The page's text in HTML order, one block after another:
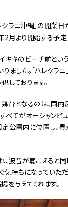
クラニ沖縄」の開業
2月より開始する予定
キキのビーチ前と
ました。「ハレクラ
しております。
舞台となるのは、
てがオーシャンビ
公園内に位置し、
波音が聴こえると
持ちになっていた
を与えてくれます。